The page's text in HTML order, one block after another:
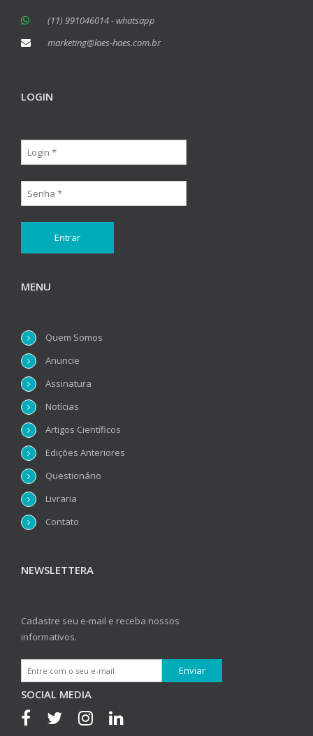
(11) 991046014 - whatsapp
marketing@laes-haes.com.br
LOGIN
MENU
Quem Somos
Anuncie
Assinatura
Notícias
Artigos Científicos
Edições Anteriores
Questionário
Livraria
Contato
NEWSLETTERA
Cadastre seu e-mail e receba nossos
informativos.
SOCIAL MEDIA